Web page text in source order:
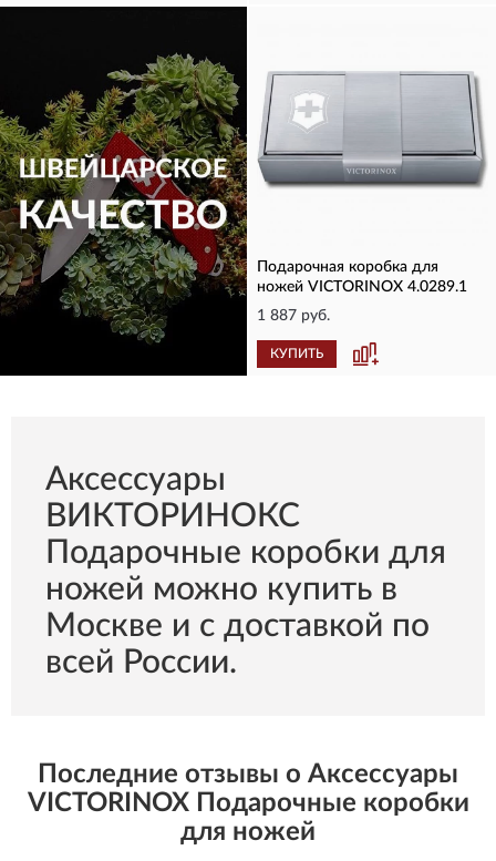
Подарочная коробка для
ножей VICTORINOX 4.0289.1
1 887 руб.
КУПИТЬ
Aксессуары
ВИКТОРИНОКС
Подарочные коробки для
ножей можно купить в
Москве и с доставкой по
всей России.
Последние отзывы о Aксессуары
VICTORINOX Подарочные коробки
для ножей